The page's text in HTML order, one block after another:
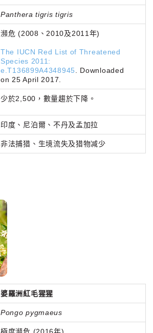
Panthera tigris tigris
瀕危 (2008、2010及2011年)
The IUCN Red List of Threatened
Species 2011:
e.T136899A4348945
. Downloaded
on 25 April 2017.
少於2,500，數量趨於下降。
印度、尼泊爾、不丹及孟加拉
非法捕猎、生境流失及猎物减少
婆羅洲紅毛猩猩
Pongo pygmaeus